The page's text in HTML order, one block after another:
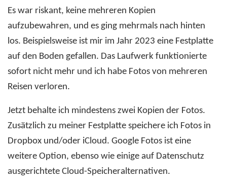
Es war riskant, keine mehreren Kopien
aufzubewahren, und es ging mehrmals nach hinten
los. Beispielsweise ist mir im Jahr 2023 eine Festplatte
auf den Boden gefallen. Das Laufwerk funktionierte
sofort nicht mehr und ich habe Fotos von mehreren
Reisen verloren.
Jetzt behalte ich mindestens zwei Kopien der Fotos.
Zusätzlich zu meiner Festplatte speichere ich Fotos in
Dropbox und/oder iCloud. Google Fotos ist eine
weitere Option, ebenso wie einige auf Datenschutz
ausgerichtete Cloud-Speicheralternativen.